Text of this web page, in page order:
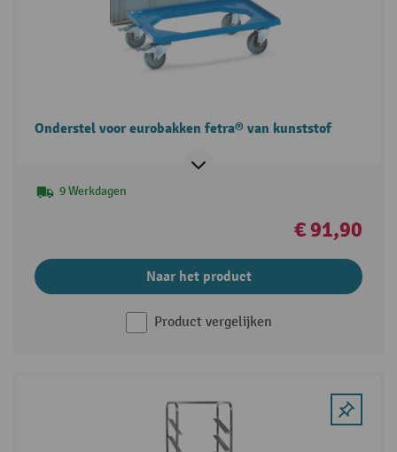
Onderstel voor eurobakken fetra® van kunststof
9 Werkdagen
€ 91,90
Naar het product
Product vergelijken